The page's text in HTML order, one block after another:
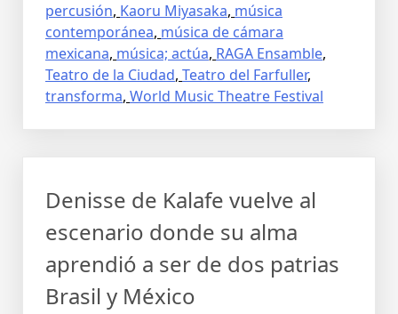
percusión, Kaoru Miyasaka, música
contemporánea, música de cámara
mexicana, música; actúa, RAGA Ensamble,
Teatro de la Ciudad, Teatro del Farfuller,
transforma, World Music Theatre Festival
Denisse de Kalafe vuelve al
escenario donde su alma
aprendió a ser de dos patrias
Brasil y México